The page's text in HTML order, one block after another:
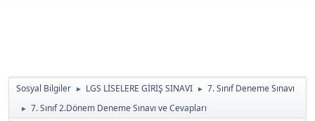
Sosyal Bilgiler ► LGS LİSELERE GİRİŞ SINAVI ► 7. Sınıf Deneme Sınavı
► 7. Sınıf 2.Dönem Deneme Sınavı ve Cevapları